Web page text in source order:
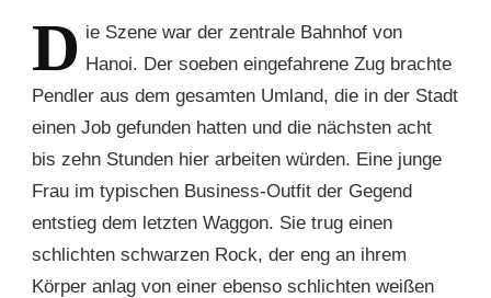
D ie Szene war der zentrale Bahnhof von
Hanoi. Der soeben eingefahrene Zug brachte
Pendler aus dem gesamten Umland, die in der Stadt
einen Job gefunden hatten und die nächsten acht
bis zehn Stunden hier arbeiten würden. Eine junge
Frau im typischen Business-Outfit der Gegend
entstieg dem letzten Waggon. Sie trug einen
schlichten schwarzen Rock, der eng an ihrem
Körper anlag von einer ebenso schlichten weißen